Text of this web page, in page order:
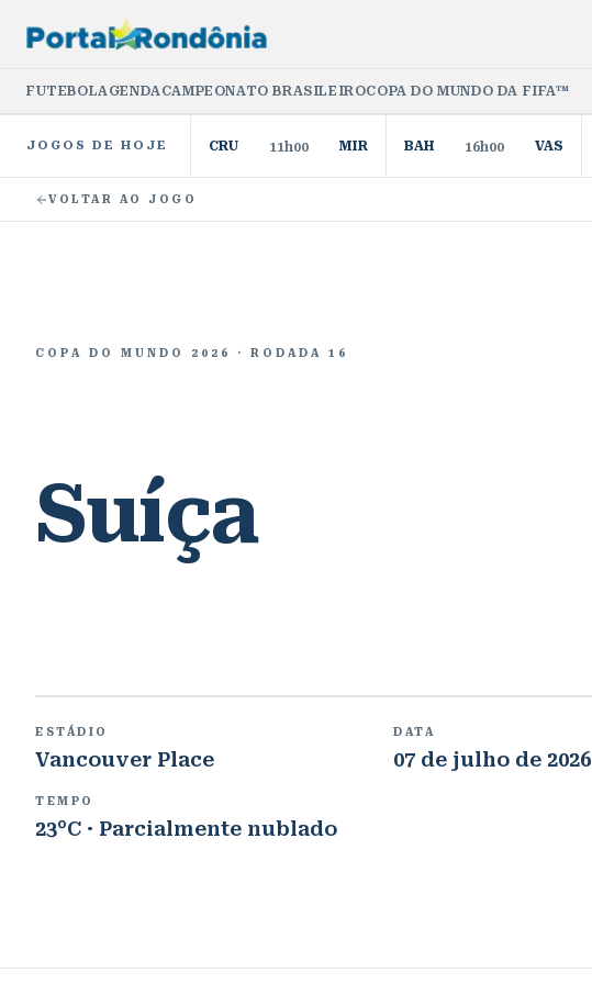
FUTEBOLAGENDACAMPEONATO BRASILEIROCOPA DO MUNDO DA FIFA™
JOGOS DE HOJE CRU 11h00 MIR BAH 16h00 VAS
VOLTAR AO JOGO
COPA DO MUNDO 2026 · RODADA 16
Suíça
ESTÁDIO
Vancouver Place
DATA
07 de julho de 2026
TEMPO
23°C · Parcialmente nublado